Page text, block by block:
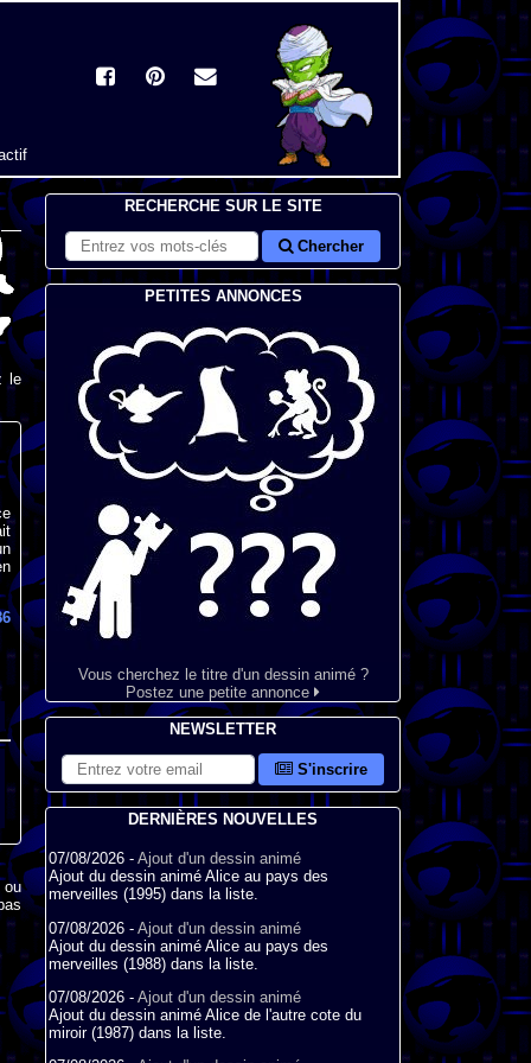
le
ou
RECHERCHE SUR LE SITE
Chercher
PETITES ANNONCES
Vous cherchez le titre d'un dessin animé ?
Postez une petite annonce
NEWSLETTER
S'inscrire
DERNIÈRES NOUVELLES
07/08/2026 - Ajout d'un dessin animé
Ajout du dessin animé Alice au pays des
merveilles (1995) dans la liste.
07/08/2026 - Ajout d'un dessin animé
Ajout du dessin animé Alice au pays des
merveilles (1988) dans la liste.
07/08/2026 - Ajout d'un dessin animé
Ajout du dessin animé Alice de l'autre cote du
miroir (1987) dans la liste.